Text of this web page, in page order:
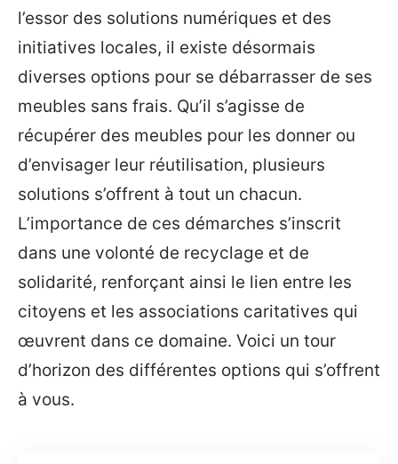
l’essor des solutions numériques et des
initiatives locales, il existe désormais
diverses options pour se débarrasser de ses
meubles sans frais. Qu’il s’agisse de
récupérer des meubles pour les donner ou
d’envisager leur réutilisation, plusieurs
solutions s’offrent à tout un chacun.
L’importance de ces démarches s’inscrit
dans une volonté de recyclage et de
solidarité, renforçant ainsi le lien entre les
citoyens et les associations caritatives qui
œuvrent dans ce domaine. Voici un tour
d’horizon des différentes options qui s’offrent
à vous.